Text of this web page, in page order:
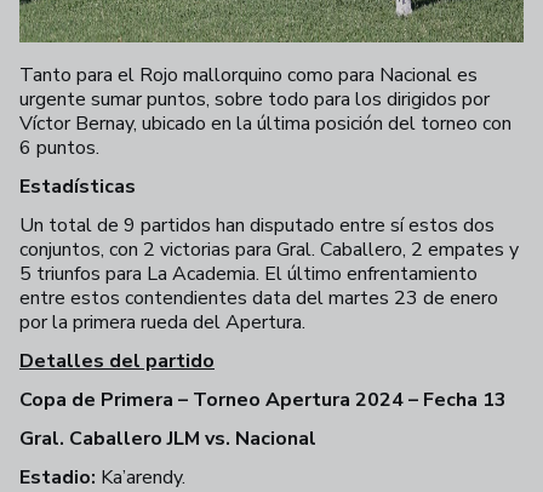
Tanto para el Rojo mallorquino como para Nacional es
urgente sumar puntos, sobre todo para los dirigidos por
Víctor Bernay, ubicado en la última posición del torneo con
6 puntos.
Estadísticas
Un total de 9 partidos han disputado entre sí estos dos
conjuntos, con 2 victorias para Gral. Caballero, 2 empates y
5 triunfos para La Academia. El último enfrentamiento
entre estos contendientes data del martes 23 de enero
por la primera rueda del Apertura.
Detalles del partido
Copa de Primera – Torneo Apertura 2024 – Fecha 13
Gral. Caballero JLM vs. Nacional
Estadio: Ka’arendy.